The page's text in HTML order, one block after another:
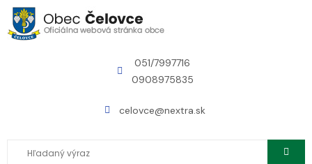
051/7997716
0908975835
celovce@nextra.sk